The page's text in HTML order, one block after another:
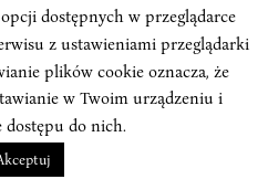
, development Alan Głodek
dostępnych w przeglądarce
z ustawieniami przeglądarki
plików cookie oznacza, że
w Twoim urządzeniu i
dostępu do nich.